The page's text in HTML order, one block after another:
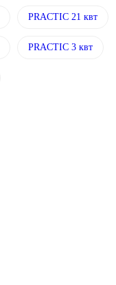
PRACTIC 21 квт
PRACTIC 3 квт